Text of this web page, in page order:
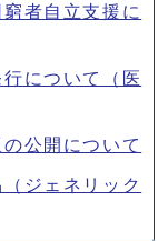
者自立支援に
について（医
公開について
ジェネリック